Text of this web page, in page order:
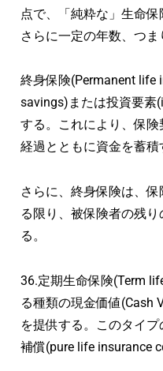
点で、「純粋な」生命保
さらに一定の年数、つま
終身保険(Permanent life
savings)または投資要素
する。これにより、保
経過とともに資金を蓄積
さらに、終身保険は、
る限り、被保険者の残
る。
36.定期生命保険(Term
る種類の現金価値(Cash
を提供する。このタイ
補償(pure life insurance